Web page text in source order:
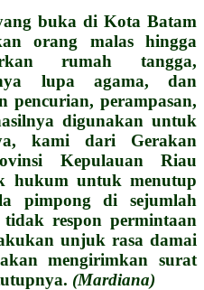
buka di Kota Batam
orang malas hingga
rumah tangga,
lupa agama, dan
pencurian, perampasan,
digunakan untuk
kami dari Gerakan
Kepulauan Riau
hukum untuk menutup
pimpong di sejumlah
respon permintaan
unjuk rasa damai
mengirimkan surat
(Mardiana)